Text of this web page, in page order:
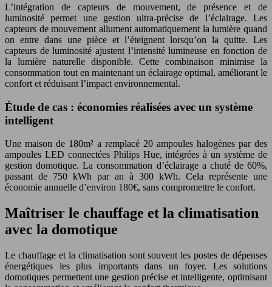
L’intégration de capteurs de mouvement, de présence et de
luminosité permet une gestion ultra-précise de l’éclairage. Les
capteurs de mouvement allument automatiquement la lumière quand
on entre dans une pièce et l’éteignent lorsqu’on la quitte. Les
capteurs de luminosité ajustent l’intensité lumineuse en fonction de
la lumière naturelle disponible. Cette combinaison minimise la
consommation tout en maintenant un éclairage optimal, améliorant le
confort et réduisant l’impact environnemental.
Étude de cas : économies réalisées avec un système
intelligent
Une maison de 180m² a remplacé 20 ampoules halogènes par des
ampoules LED connectées Philips Hue, intégrées à un système de
gestion domotique. La consommation d’éclairage a chuté de 60%,
passant de 750 kWh par an à 300 kWh. Cela représente une
économie annuelle d’environ 180€, sans compromettre le confort.
Maîtriser le chauffage et la climatisation
avec la domotique
Le chauffage et la climatisation sont souvent les postes de dépenses
énergétiques les plus importants dans un foyer. Les solutions
domotiques permettent une gestion précise et intelligente, optimisant